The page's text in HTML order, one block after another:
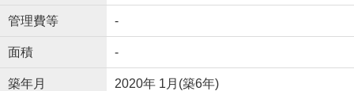
管理費等 -
面積 -
築年月 2020年 1月(築6年)